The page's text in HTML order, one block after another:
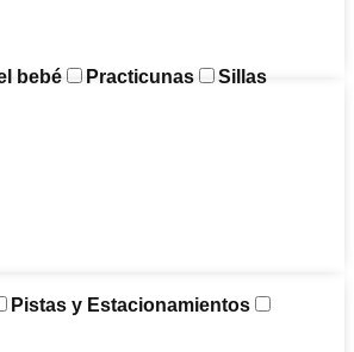
bebé Practicunas
Sillas
Pistas y Estacionamientos